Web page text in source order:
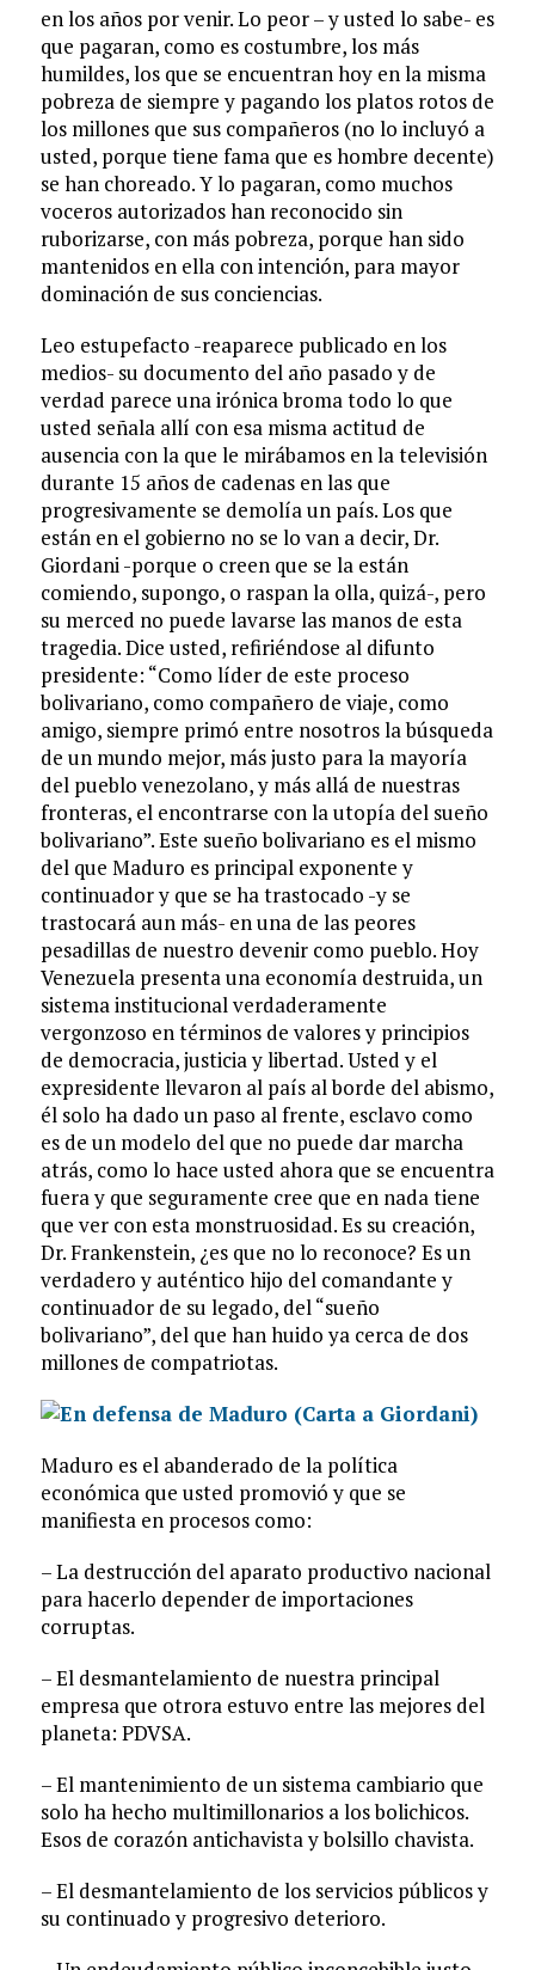
en los años por venir. Lo peor – y usted lo sabe- es
que pagaran, como es costumbre, los más
humildes, los que se encuentran hoy en la misma
pobreza de siempre y pagando los platos rotos de
los millones que sus compañeros (no lo incluyó a
usted, porque tiene fama que es hombre decente)
se han choreado. Y lo pagaran, como muchos
voceros autorizados han reconocido sin
ruborizarse, con más pobreza, porque han sido
mantenidos en ella con intención, para mayor
dominación de sus conciencias.
Leo estupefacto -reaparece publicado en los
medios- su documento del año pasado y de
verdad parece una irónica broma todo lo que
usted señala allí con esa misma actitud de
ausencia con la que le mirábamos en la televisión
durante 15 años de cadenas en las que
progresivamente se demolía un país. Los que
están en el gobierno no se lo van a decir, Dr.
Giordani -porque o creen que se la están
comiendo, supongo, o raspan la olla, quizá-, pero
su merced no puede lavarse las manos de esta
tragedia. Dice usted, refiriéndose al difunto
presidente: “Como líder de este proceso
bolivariano, como compañero de viaje, como
amigo, siempre primó entre nosotros la búsqueda
de un mundo mejor, más justo para la mayoría
del pueblo venezolano, y más allá de nuestras
fronteras, el encontrarse con la utopía del sueño
bolivariano”. Este sueño bolivariano es el mismo
del que Maduro es principal exponente y
continuador y que se ha trastocado -y se
trastocará aun más- en una de las peores
pesadillas de nuestro devenir como pueblo. Hoy
Venezuela presenta una economía destruida, un
sistema institucional verdaderamente
vergonzoso en términos de valores y principios
de democracia, justicia y libertad. Usted y el
expresidente llevaron al país al borde del abismo,
él solo ha dado un paso al frente, esclavo como
es de un modelo del que no puede dar marcha
atrás, como lo hace usted ahora que se encuentra
fuera y que seguramente cree que en nada tiene
que ver con esta monstruosidad. Es su creación,
Dr. Frankenstein, ¿es que no lo reconoce? Es un
verdadero y auténtico hijo del comandante y
continuador de su legado, del “sueño
bolivariano”, del que han huido ya cerca de dos
millones de compatriotas.
Maduro es el abanderado de la política
económica que usted promovió y que se
manifiesta en procesos como:
– La destrucción del aparato productivo nacional
para hacerlo depender de importaciones
corruptas.
– El desmantelamiento de nuestra principal
empresa que otrora estuvo entre las mejores del
planeta: PDVSA.
– El mantenimiento de un sistema cambiario que
solo ha hecho multimillonarios a los bolichicos.
Esos de corazón antichavista y bolsillo chavista.
– El desmantelamiento de los servicios públicos y
su continuado y progresivo deterioro.